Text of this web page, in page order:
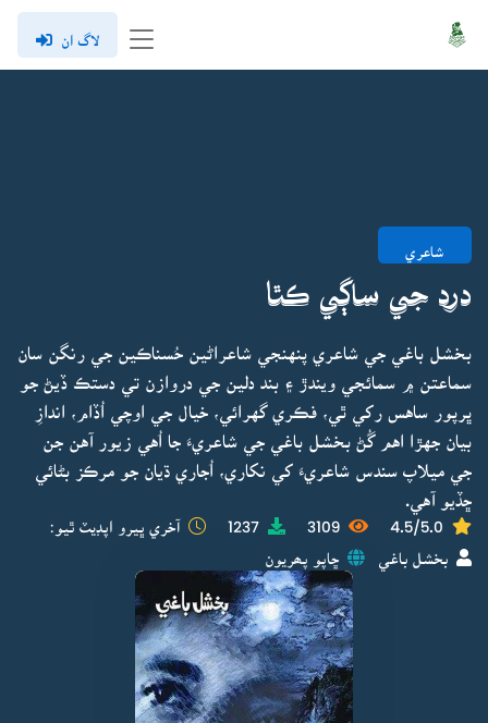
لاگ ان
شاعري
درد جي ساڳي ڪٿا
بخشل باغي جي شاعري پنهنجي شاعراڻين حُسناڪين جي رنگن سان
سماعتن ۾ سمائجي ويندڙ ۽ بند دلين جي دروازن تي دستڪ ڏيڻ جو
ڀرپور ساهس رکي ٿي، فڪري گهرائي، خيال جي اوچي اُڏام، اندازِ
بيان جهڙا اهم گُڻ بخشل باغي جي شاعريءَ جا اُهي زيور آهن جن
جي ميلاپ سندس شاعريءَ کي نکاري، اُجاري ڌيان جو مرڪز بڻائي
ڇڏيو آهي.
4.5/5.0
3109
1237 آخري ڀيرو اپڊيٽ ٿيو:
بخشل باغي ڇاپو پھريون